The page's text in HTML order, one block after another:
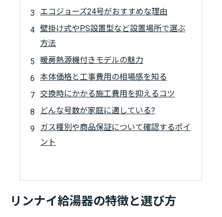
エコジョーズ24号がおすすめな理由
壁掛け式やPS設置型など設置場所で選ぶ
方法
暖房熱源機付きモデルの魅力
本体価格と工事費用の相場感を知る
交換時にかかる施工費用を抑えるコツ
どんな号数が家庭に適している?
ガス種別や商品保証について確認するポイ
ント
リンナイ給湯器の特徴と選び方